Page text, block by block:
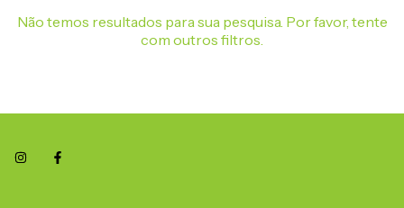
Não temos resultados para sua pesquisa. Por favor, tente
com outros filtros.